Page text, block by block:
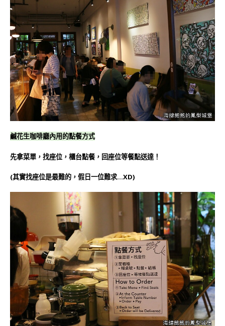
鹹花生咖啡廳內用的點餐方式
先拿菜單，找座位，櫃台點餐，回座位等餐點送達！
(其實找座位是最難的，假日一位難求…XD)